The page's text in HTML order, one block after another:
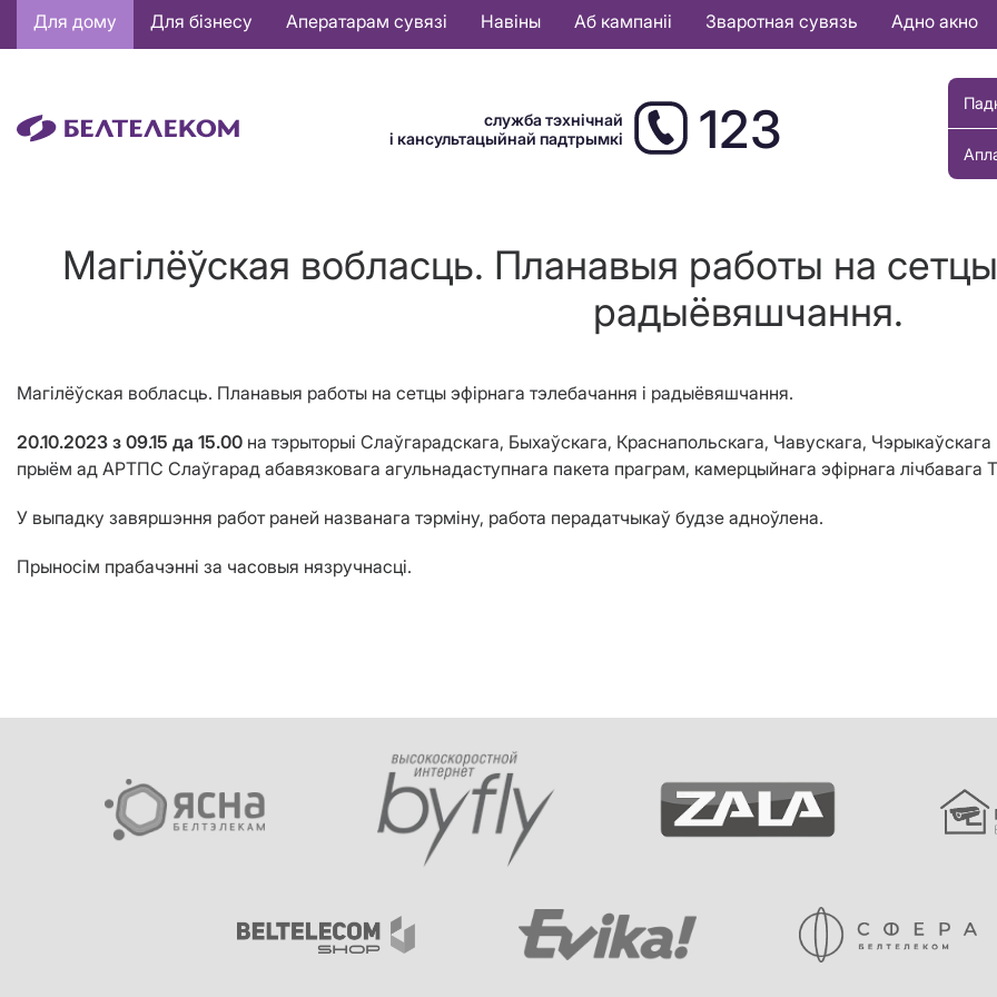
Основная
навигация
Для дому Для бізнесу Аператарам сувязі Навіны Аб кампаніі Зваротная сувязь Адно акно
служба тэхнічнай
і кансультацыйнай падтрымкі
123
Магілёўская вобласць. Планавыя работы на сетцы
радыёвяшчання.
Магілёўская вобласць. Планавыя работы на сетцы эфірнага тэлебачання і радыёвяшчання.
20.10.2023 з 09.15 да 15.00 на тэрыторыі Слаўгарадскага, Быхаўскага, Краснапольскага, Чавускага,
прыём ад АРТПС Слаўгарад абавязковага агульнадаступнага пакета праграм, камерцыйнага эфірнага лічбавага
У выпадку завяршэння работ раней названага тэрміну, работа перадатчыкаў будзе адноўлена.
Прыносім прабачэнні за часовыя нязручнасці.